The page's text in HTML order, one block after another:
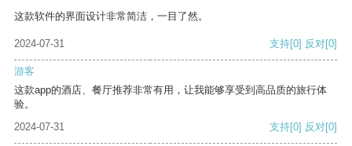
这款软件的界面设计非常简洁，一目了然。
2024-07-31 支持[0] 反对[0]
游客
这款app的酒店、餐厅推荐非常有用，让我能够享受到高品质的旅行体
验。
2024-07-31
支持[0] 反对[0]